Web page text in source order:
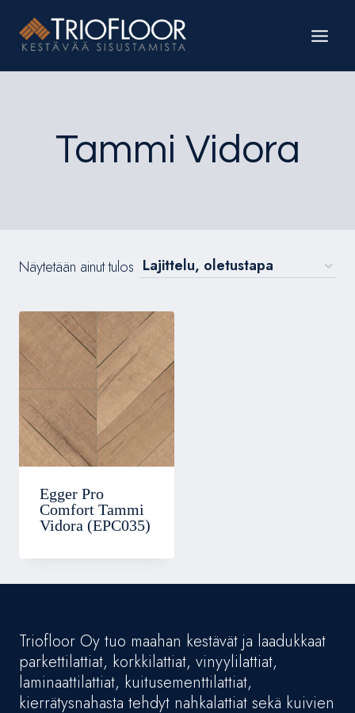
sisältöön
Tammi Vidora
Näytetään ainut tulos
Egger Pro
Comfort Tammi
Vidora (EPC035)
Triofloor Oy tuo maahan kestävät ja laadukkaat
parkettilattiat, korkkilattiat, vinyylilattiat,
laminaattilattiat, kuitusementtilattiat,
kierrätysnahasta tehdyt nahkalattiat sekä kuivien